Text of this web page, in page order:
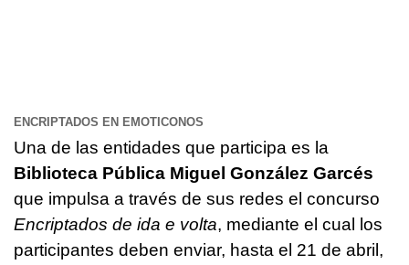
ENCRIPTADOS EN EMOTICONOS
Una de las entidades que participa es la
Biblioteca Pública Miguel González Garcés
que impulsa a través de sus redes el concurso
Encriptados de ida e volta, mediante el cual los
participantes deben enviar, hasta el 21 de abril,